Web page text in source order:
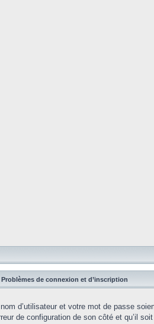
Problèmes de connexion et d’inscription
d’utilisateur et votre mot de passe
de configuration de son côté et qu’il